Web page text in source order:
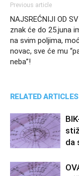
Previous article
NAJSREĆNIJI OD
znak će do 25.juna
na svim poljima,
novac, sve će mu
neba”!
RELATED ARTICLES
da